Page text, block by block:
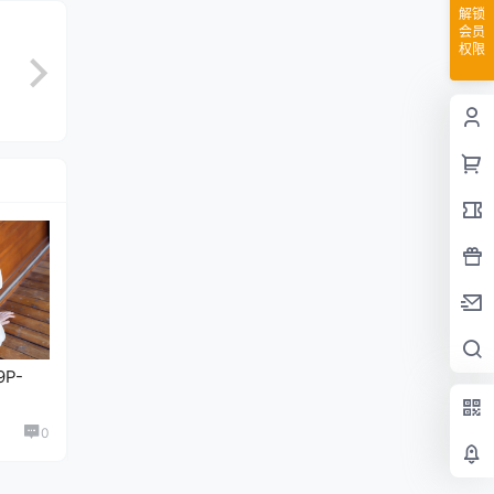
0
解锁
会员
权限